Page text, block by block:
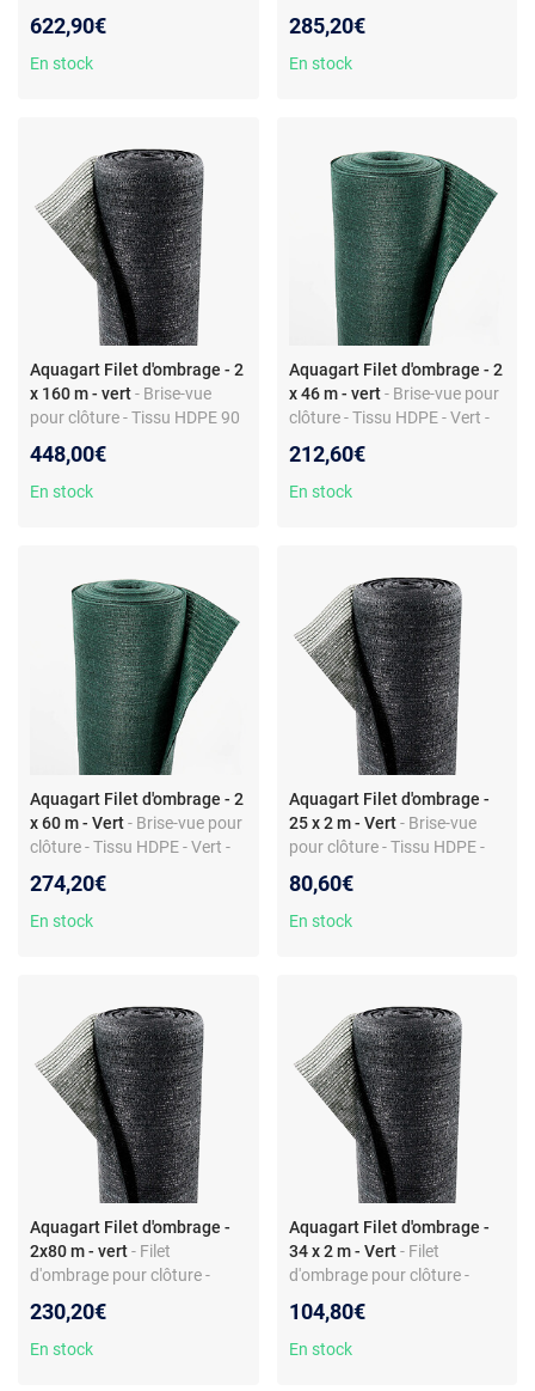
Largeur 2 m - Ombre 80% -
Résistant UV
622,90€
En stock
Montage facile
285,20€
En stock
Aquagart Filet d'ombrage - 2
x 160 m - vert- Brise-vue
pour clôture - Tissu HDPE 90
Montage facile
448,00€
En stock
Aquagart Filet d'ombrage - 2
x 46 m - vert - Brise-vue pour
clôture - Tissu HDPE - Vert -
Largeur 2 m - Valeur
d'ombrage 80%
212,60€
En stock
Aquagart Filet d'ombrage - 2
x 60 m - Vert- Brise-vue pour
clôture - Tissu HDPE - Vert -
Largeur 2 m - Valeur
d'ombrage 80%
274,20€
En stock
Aquagart Filet d'ombrage -
25 x 2 m - Vert - Brise-vue
pour clôture - Tissu HDPE -
Largeur 2 m - Résistant aux
intempéries
80,60€
En stock
Aquagart Filet d'ombrage -
2x80 m - vert- Filet
d'ombrage pour clôture -
Largeur 2 m - Ombre 65% -
Résistant UV
230,20€
En stock
Aquagart Filet d'ombrage -
34 x 2 m - Vert - Filet
d'ombrage pour clôture -
Largeur 2 m - Ombre 65% -
Résistant UV
104,80€
En stock